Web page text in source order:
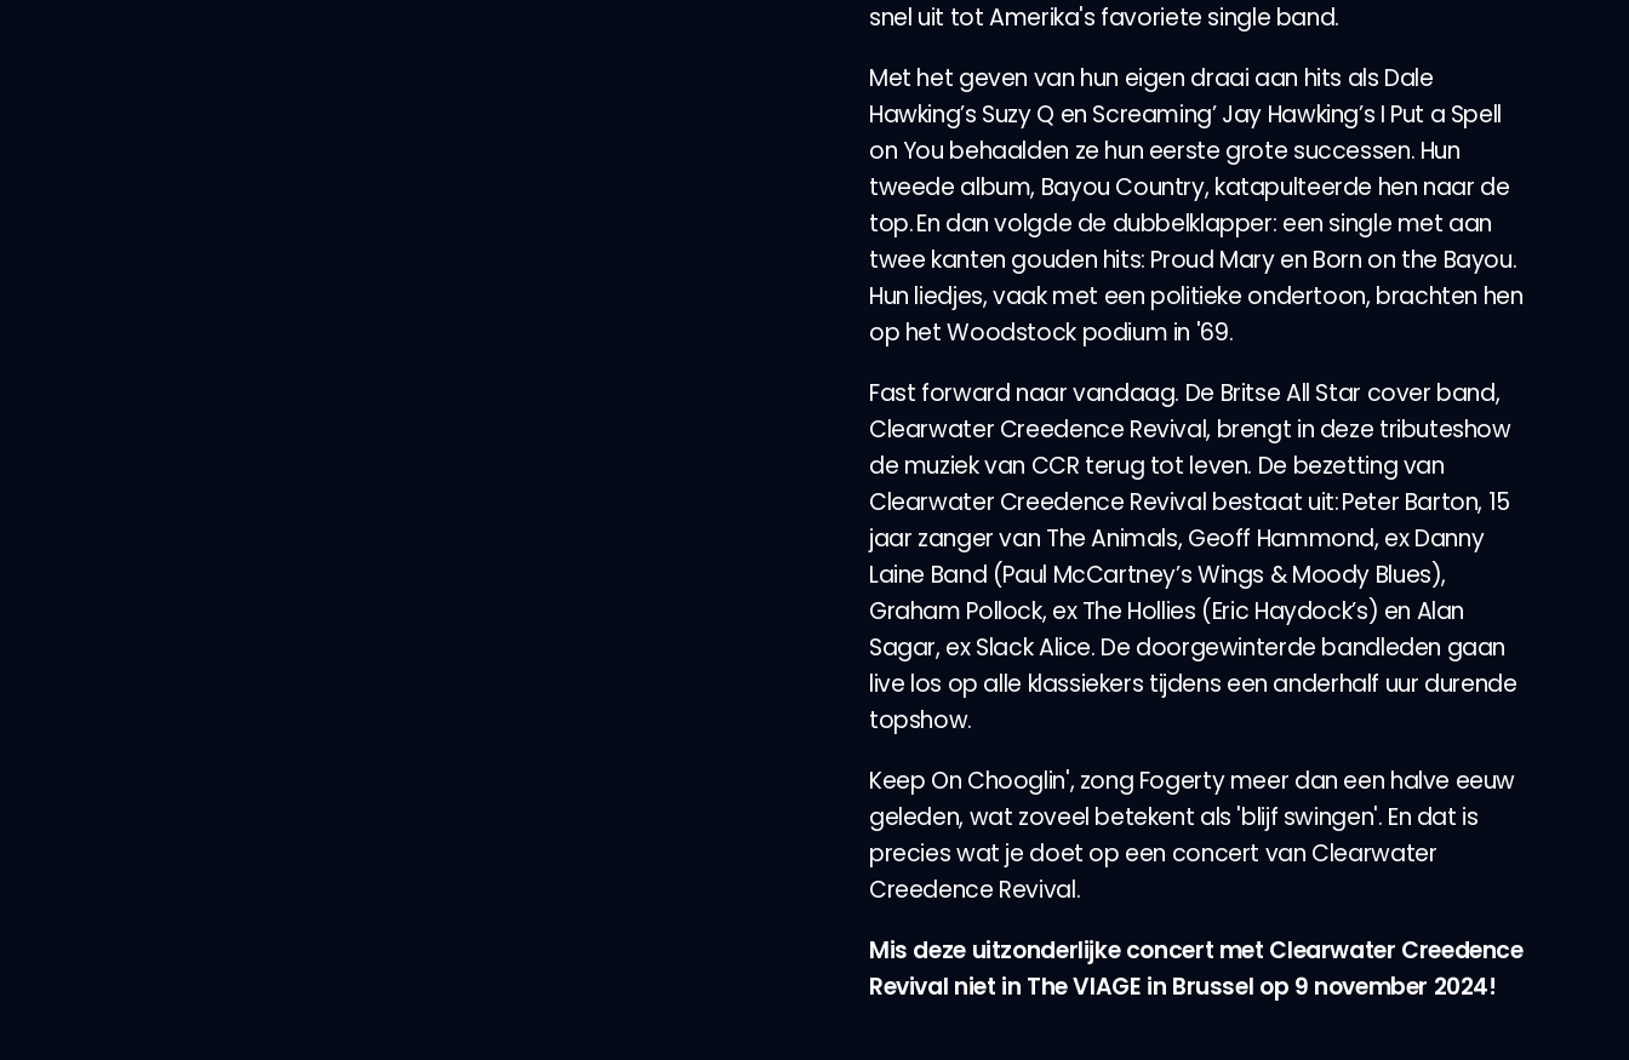
snel uit tot Amerika's favoriete single band.
Met het geven van hun eigen draai aan hits als Dale
Hawking’s Suzy Q en Screaming’ Jay Hawking’s I Put a Spell
on You behaalden ze hun eerste grote successen. Hun
tweede album, Bayou Country, katapulteerde hen naar de
top. En dan volgde de dubbelklapper: een single met aan
twee kanten gouden hits: Proud Mary en Born on the Bayou.
Hun liedjes, vaak met een politieke ondertoon, brachten hen
op het Woodstock podium in '69.
Fast forward naar vandaag. De Britse All Star cover band,
Clearwater Creedence Revival, brengt in deze tributeshow
de muziek van CCR terug tot leven. De bezetting van
Clearwater Creedence Revival bestaat uit: Peter Barton, 15
jaar zanger van The Animals, Geoff Hammond, ex Danny
Laine Band (Paul McCartney’s Wings & Moody Blues),
Graham Pollock, ex The Hollies (Eric Haydock’s) en Alan
Sagar, ex Slack Alice. De doorgewinterde bandleden gaan
live los op alle klassiekers tijdens een anderhalf uur durende
topshow.
Keep On Chooglin', zong Fogerty meer dan een halve eeuw
geleden, wat zoveel betekent als 'blijf swingen'. En dat is
precies wat je doet op een concert van Clearwater
Creedence Revival.
Mis deze uitzonderlijke concert met Clearwater Creedence
Revival niet in The VIAGE in Brussel op 9 november 2024!